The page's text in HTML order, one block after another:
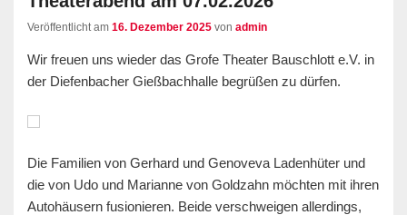
Veröffentlicht am 16. Dezember 2025 von admin
Wir freuen uns wieder das Grofe Theater Bauschlott e.V. in
der Diefenbacher Gießbachhalle begrüßen zu dürfen.
Die Familien von Gerhard und Genoveva Ladenhüter und
die von Udo und Marianne von Goldzahn möchten mit ihren
Autohäusern fusionieren. Beide verschweigen allerdings,